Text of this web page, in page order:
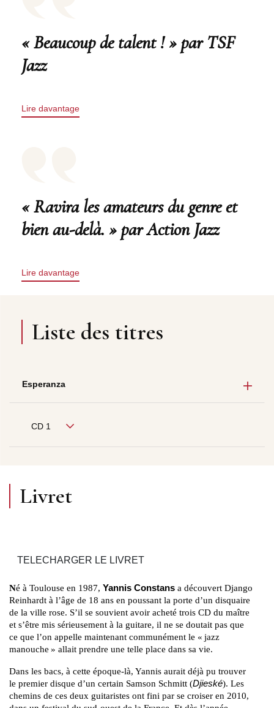
« Beaucoup de talent ! » par TSF
Jazz
Lire davantage
« Ravira les amateurs du genre et
bien au-delà. » par Action Jazz
Lire davantage
Liste des titres
Esperanza
CD 1
Livret
TELECHARGER LE LIVRET
Né à Toulouse en 1987, Yannis Constans a découvert Django
Reinhardt à l’âge de 18 ans en poussant la porte d’un disquaire
de la ville rose. S’il se souvient avoir acheté trois CD du maître
et s’être mis sérieusement à la guitare, il ne se doutait pas que
ce que l’on appelle maintenant communément le « jazz
manouche » allait prendre une telle place dans sa vie.
Dans les bacs, à cette époque-là, Yannis aurait déjà pu trouver
le premier disque d’un certain Samson Schmitt (Djieské). Les
chemins de ces deux guitaristes ont fini par se croiser en 2010,